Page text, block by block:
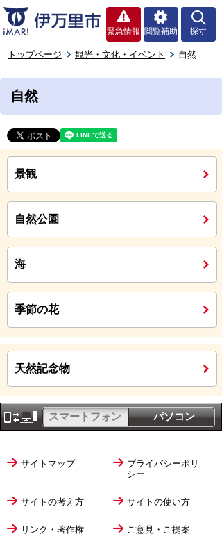
緊急情報 閲覧補助 探す
トップページ 観光・文化・イベント 自然
自然
景観
自然公園
海
季節の花
天然記念物
パソコン
スマートフォン
サイトマップ
プライバシーポリ
シー
サイトの考え方 サイトの使い方
リンク・著作権 ご意見・ご提案